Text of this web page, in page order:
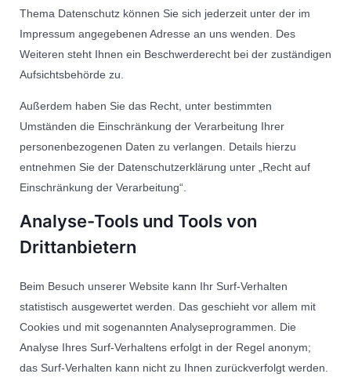
Thema Datenschutz können Sie sich jederzeit unter der im
Impressum angegebenen Adresse an uns wenden. Des
Weiteren steht Ihnen ein Beschwerderecht bei der zuständigen
Aufsichtsbehörde zu.
Außerdem haben Sie das Recht, unter bestimmten
Umständen die Einschränkung der Verarbeitung Ihrer
personenbezogenen Daten zu verlangen. Details hierzu
entnehmen Sie der Datenschutzerklärung unter „Recht auf
Einschränkung der Verarbeitung“.
Analyse-Tools und Tools von
Drittanbietern
Beim Besuch unserer Website kann Ihr Surf-Verhalten
statistisch ausgewertet werden. Das geschieht vor allem mit
Cookies und mit sogenannten Analyseprogrammen. Die
Analyse Ihres Surf-Verhaltens erfolgt in der Regel anonym;
das Surf-Verhalten kann nicht zu Ihnen zurückverfolgt werden.